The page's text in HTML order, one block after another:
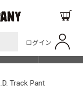
ログイン
SHOP LIST
Track Pant